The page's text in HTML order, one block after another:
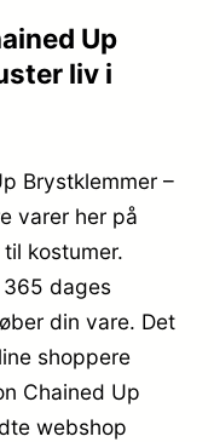
Up
liv i
Brystklemmer –
varer her på
kostumer.
dages
din vare. Det
shoppere
Chained Up
webshop